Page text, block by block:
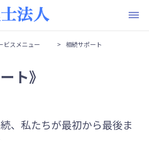
ビスメニュー > 相続サポート
ト》
、私たちが最初から最後ま